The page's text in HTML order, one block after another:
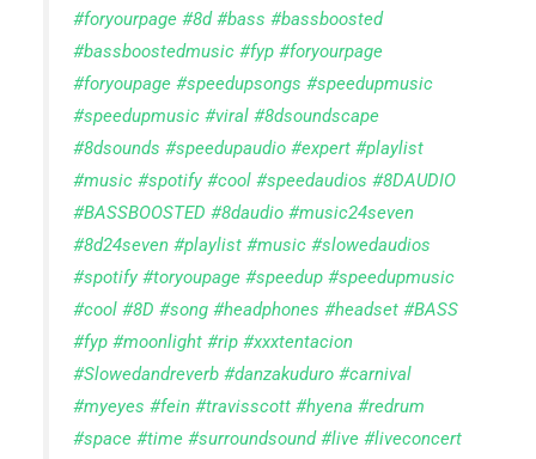
#foryourpage #8d #bass #bassboosted
#bassboostedmusic #fyp #foryourpage
#foryoupage #speedupsongs #speedupmusic
#speedupmusic #viral #8dsoundscape
#8dsounds #speedupaudio #expert #playlist
#music #spotify #cool #speedaudios #8DAUDIO
#BASSBOOSTED #8daudio #music24seven
#8d24seven #playlist #music #slowedaudios
#spotify #toryoupage #speedup #speedupmusic
#cool #8D #song #headphones #headset #BASS
#fyp #moonlight #rip #xxxtentacion
#Slowedandreverb #danzakuduro #carnival
#myeyes #fein #travisscott #hyena #redrum
#space #time #surroundsound #live #liveconcert